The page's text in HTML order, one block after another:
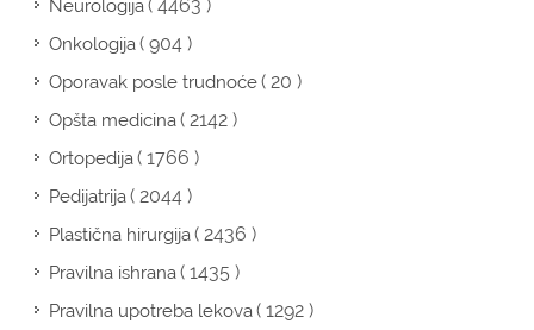
Neurologija( 4463 )
Onkologija( 904 )
Oporavak posle trudnoće( 20 )
Opšta medicina( 2142 )
Ortopedija( 1766 )
Pedijatrija( 2044 )
Plastična hirurgija( 2436 )
Pravilna ishrana( 1435 )
Pravilna upotreba lekova( 1292 )